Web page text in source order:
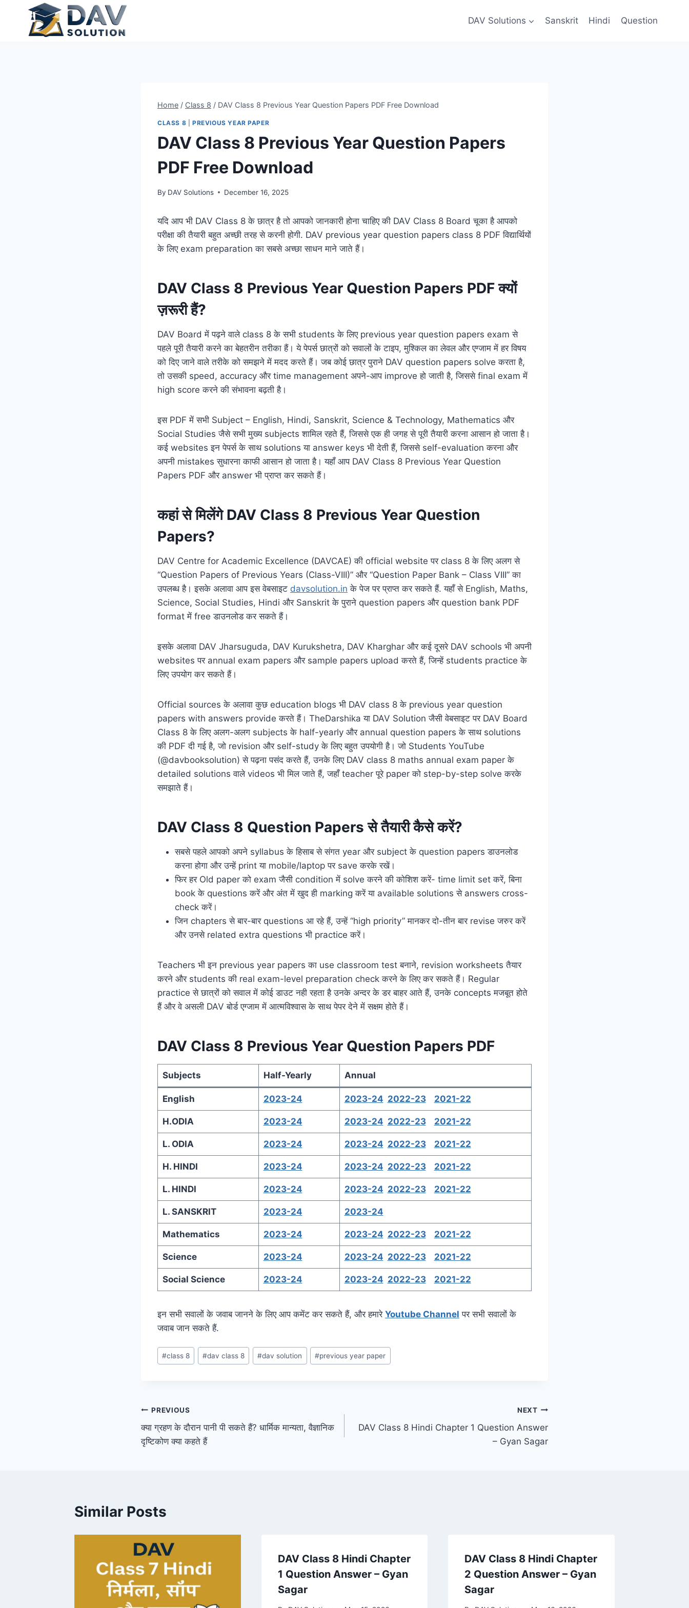
content
DAV Solutions Sanskrit Hindi Question
Home / Class 8 / DAV Class 8 Previous Year Question Papers PDF Free Download
CLASS 8 PREVIOUS YEAR PAPER
DAV Class 8 Previous Year Question Papers
PDF Free Download
By DAV Solutions December 16, 2025
यदि आप भी DAV Class 8 के छात्र है तो आपको जानकारी होना चाहिए की DAV Class 8 Board चूका है आपको
परीक्षा की तैयारी बहुत अच्छी तरह से करनी होगी. DAV previous year question papers class 8 PDF विद्यार्थियों
के लिए exam preparation का सबसे अच्छा साधन माने जाते हैं।
DAV Class 8 Previous Year Question Papers PDF क्यों
ज़रूरी हैं?
DAV Board में पढ़ने वाले class 8 के सभी students के लिए previous year question papers exam से
पहले पूरी तैयारी करने का बेहतरीन तरीका हैं। ये पेपर्स छात्रों को सवालों के टाइप, मुश्किल का लेवल और एग्जाम में हर विषय
को दिए जाने वाले तरीके को समझने में मदद करते हैं। जब कोई छात्र पुराने DAV question papers solve करता है,
तो उसकी speed, accuracy और time management अपने-आप improve हो जाती है, जिससे final exam में
high score करने की संभावना बढ़ती है।
इस PDF में सभी Subject – English, Hindi, Sanskrit, Science & Technology, Mathematics और
Social Studies जैसे सभी मुख्य subjects शामिल रहते हैं, जिससे एक ही जगह से पूरी तैयारी करना आसान हो जाता है।
कई websites इन पेपर्स के साथ solutions या answer keys भी देती हैं, जिससे self-evaluation करना और
अपनी mistakes सुधारना काफी आसान हो जाता है। यहाँ आप DAV Class 8 Previous Year Question
Papers PDF और answer भी प्राप्त कर सकते हैं।
कहां से मिलेंगे DAV Class 8 Previous Year Question
Papers?
DAV Centre for Academic Excellence (DAVCAE) की official website पर class 8 के लिए अलग से
“Question Papers of Previous Years (Class-VIII)” और “Question Paper Bank – Class VIII” का
उपलब्ध है। इसके अलावा आप इस वेबसाइट davsolution.in के पेज पर प्राप्त कर सकते हैं. यहाँ से English, Maths,
Science, Social Studies, Hindi और Sanskrit के पुराने question papers और question bank PDF
format में free डाउनलोड कर सकते हैं।
इसके अलावा DAV Jharsuguda, DAV Kurukshetra, DAV Kharghar और कई दूसरे DAV schools भी अपनी
websites पर annual exam papers और sample papers upload करते हैं, जिन्हें students practice के
लिए उपयोग कर सकते हैं।
Official sources के अलावा कुछ education blogs भी DAV class 8 के previous year question
papers with answers provide करते हैं। TheDarshika या DAV Solution जैसी वेबसाइट पर DAV Board
Class 8 के लिए अलग-अलग subjects के half-yearly और annual question papers के साथ solutions
की PDF दी गई है, जो revision और self-study के लिए बहुत उपयोगी है। जो Students YouTube
(@davbooksolution) से पढ़ना पसंद करते हैं, उनके लिए DAV class 8 maths annual exam paper के
detailed solutions वाले videos भी मिल जाते हैं, जहाँ teacher पूरे paper को step-by-step solve करके
समझाते हैं।
DAV Class 8 Question Papers से तैयारी कैसे करें?
सबसे पहले आपको अपने syllabus के हिसाब से संगत year और subject के question papers डाउनलोड
करना होगा और उन्हें print या mobile/laptop पर save करके रखें।
फिर हर Old paper को exam जैसी condition में solve करने की कोशिश करें- time limit set करें, बिना
book के questions करें और अंत में खुद ही marking करें या available solutions से answers cross-
check करें।
जिन chapters से बार-बार questions आ रहे हैं, उन्हें “high priority” मानकर दो-तीन बार revise जरुर करें
और उनसे related extra questions भी practice करें।
Teachers भी इन previous year papers का use classroom test बनाने, revision worksheets तैयार
करने और students की real exam-level preparation check करने के लिए कर सकते हैं। Regular
practice से छात्रों को सवाल में कोई डाउट नही रहता है उनके अन्दर के डर बाहर आते हैं, उनके concepts मजबूत होते
हैं और वे असली DAV बोर्ड एग्जाम में आत्मविश्वास के साथ पेपर देने में सक्षम होते हैं।
DAV Class 8 Previous Year Question Papers PDF
Subjects Half-Yearly Annual
English 2023-24 2023-24 2022-23 2021-22
H.ODIA 2023-24 2023-24 2022-23 2021-22
L. ODIA 2023-24 2023-24 2022-23 2021-22
H. HINDI 2023-24 2023-24 2022-23 2021-22
L. HINDI 2023-24 2023-24 2022-23 2021-22
L. SANSKRIT 2023-24 2023-24
Mathematics 2023-24 2023-24 2022-23 2021-22
Science 2023-24 2023-24 2022-23 2021-22
Social Science 2023-24 2023-24 2022-23 2021-22
इन सभी सवालों के जवाब जानने के लिए आप कमेंट कर सकते हैं, और हमारे Youtube Channel पर सभी सवालों के
जवाब जान सकते हैं.
Post
Tags:
#class 8 #dav class 8 #dav solution #previous year paper
Post
navigation
PREVIOUS
क्या ग्रहण के दौरान पानी पी सकते हैं? धार्मिक मान्यता, वैज्ञानिक
दृष्टिकोण क्या कहते हैं
NEXT
DAV Class 8 Hindi Chapter 1 Question Answer
– Gyan Sagar
Similar Posts
DAV Class 8 Hindi Chapter
1 Question Answer – Gyan
Sagar
DAV Class 8 Hindi Chapter
2 Question Answer – Gyan
Sagar